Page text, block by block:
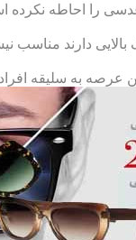
را احاطه نکرده
بالایی دارند
به سلیقه افراد